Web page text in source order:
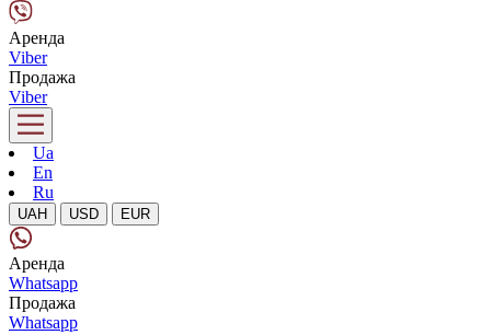
Аренда
Viber
Продажа
Viber
Ua
En
Ru
UAH USD EUR
Аренда
Whatsapp
Продажа
Whatsapp